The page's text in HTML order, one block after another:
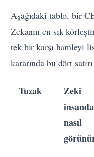
Aşağıdaki tablo, bir
Zekanın en sık
tek bir karşı hamleyi
kararında bu dört
Tuzak
Zeki
insanda
nasıl